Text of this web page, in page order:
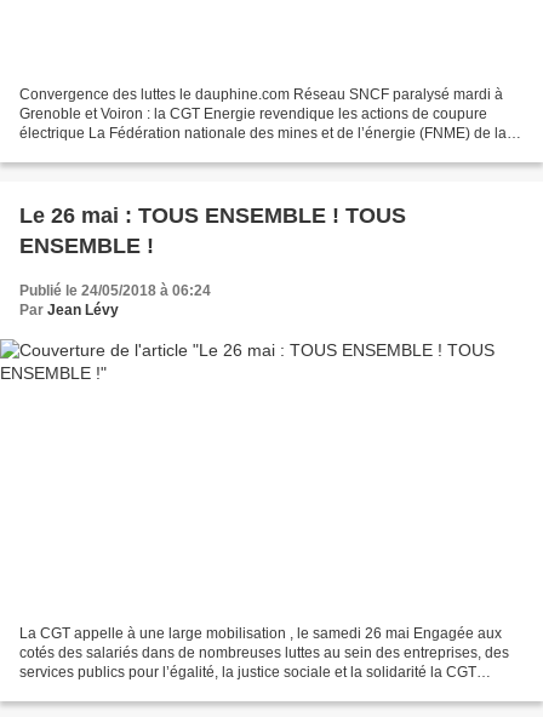
Convergence des luttes le dauphine.com Réseau SNCF paralysé mardi à
Grenoble et Voiron : la CGT Energie revendique les actions de coupure
électrique La Fédération nationale des mines et de l’énergie (FNME) de la
Le 26 mai : TOUS ENSEMBLE ! TOUS
ENSEMBLE !
Publié le 24/05/2018 à 06:24
Par Jean Lévy
La CGT appelle à une large mobilisation , le samedi 26 mai Engagée aux
cotés des salariés dans de nombreuses luttes au sein des entreprises, des
services publics pour l’égalité, la justice sociale et la solidarité la CGT